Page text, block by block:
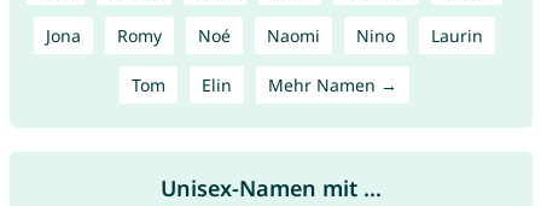
Jona Romy Noé Naomi Nino Laurin
Tom Elin Mehr Namen →
Unisex-Namen mit ...